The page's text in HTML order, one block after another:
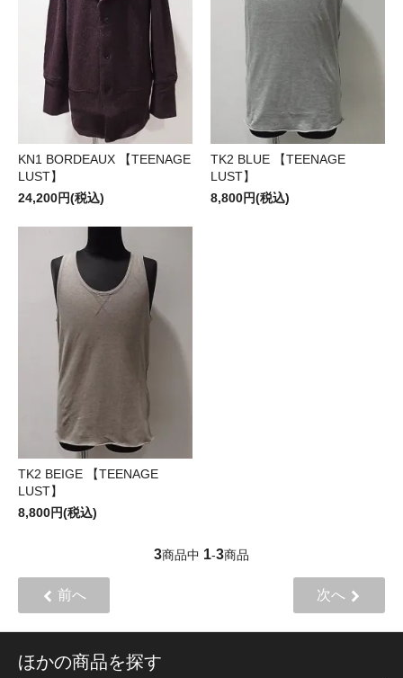
KN1 BORDEAUX 【TEENAGE
LUST】
24,200円(税込)
TK2 BLUE 【TEENAGE
LUST】
8,800円(税込)
TK2 BEIGE 【TEENAGE
LUST】
8,800円(税込)
3商品中 1-3商品
前へ 次へ
ほかの商品を探す